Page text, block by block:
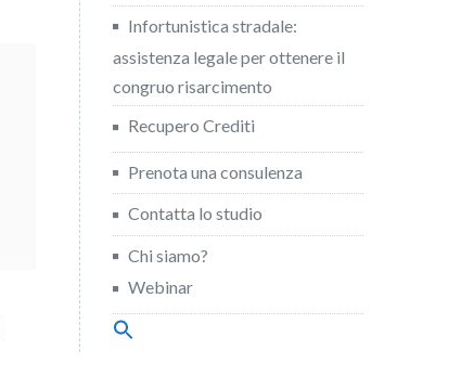
Infortunistica stradale:
assistenza legale per ottenere il
congruo risarcimento
Recupero Crediti
Prenota una consulenza
Contatta lo studio
Chi siamo?
Webinar